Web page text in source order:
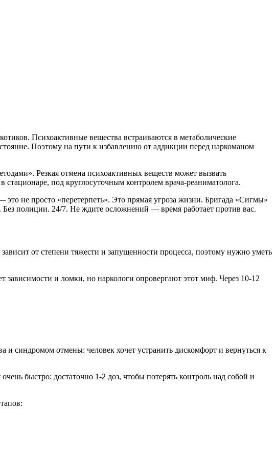
Психоактивные вещества встраиваются в метаболические
Поэтому на пути к избавлению от аддикции перед наркоманом
Резкая отмена психоактивных веществ может вызвать
под круглосуточным контролем врача-реаниматолога.
не просто «перетерпеть». Это прямая угроза жизни. Бригада «Сигмы»
полиции. 24/7. Не ждите осложнений — время работает против вас.
от степени тяжести и запущенности процесса, поэтому нужно уметь
и ломки, но наркологи опровергают этот миф. Через 10-12
и синдромом отмены: человек хочет устранить дискомфорт и вернуться к
быстро: достаточно 1-2 доз, чтобы потерять контроль над собой и